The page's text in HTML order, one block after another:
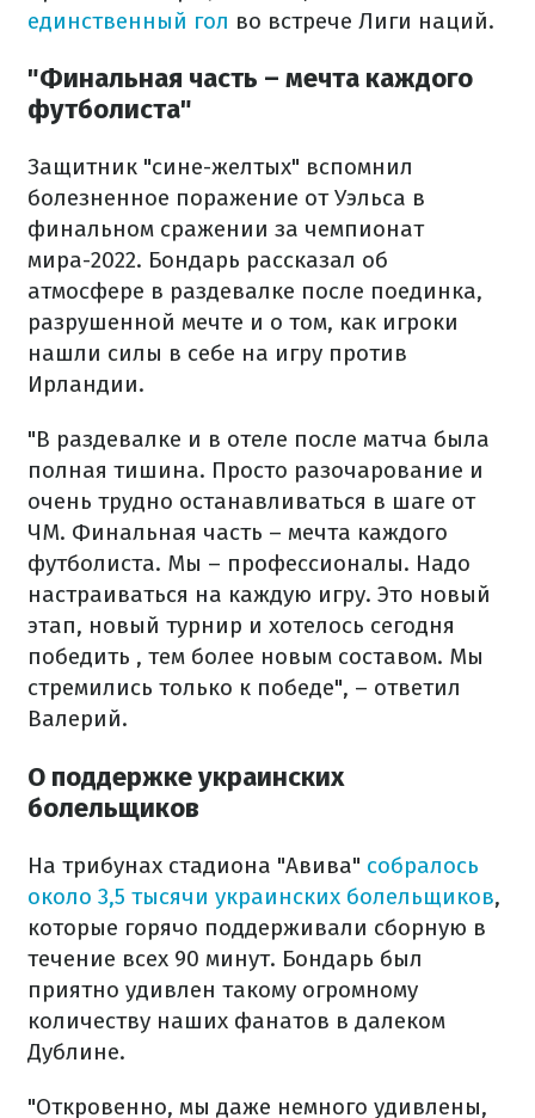
единственный гол во встрече Лиги наций.
"Финальная часть – мечта каждого
футболиста"
Защитник "сине-желтых" вспомнил
болезненное поражение от Уэльса в
финальном сражении за чемпионат
мира-2022. Бондарь рассказал об
атмосфере в раздевалке после поединка,
разрушенной мечте и о том, как игроки
нашли силы в себе на игру против
Ирландии.
"В раздевалке и в отеле после матча была
полная тишина. Просто разочарование и
очень трудно останавливаться в шаге от
ЧМ. Финальная часть – мечта каждого
футболиста. Мы – профессионалы. Надо
настраиваться на каждую игру. Это новый
этап, новый турнир и хотелось сегодня
победить , тем более новым составом. Мы
стремились только к победе", – ответил
Валерий.
О поддержке украинских
болельщиков
На трибунах стадиона "Авива" собралось
около 3,5 тысячи украинских болельщиков,
которые горячо поддерживали сборную в
течение всех 90 минут. Бондарь был
приятно удивлен такому огромному
количеству наших фанатов в далеком
Дублине.
"Откровенно, мы даже немного удивлены,